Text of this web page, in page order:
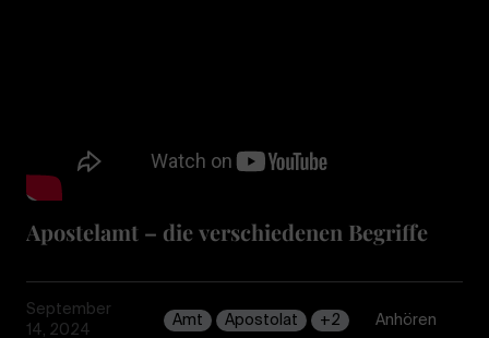
Apostelamt – die verschiedenen Begriffe
September
14, 2024
Amt Apostolat +2 Anhören